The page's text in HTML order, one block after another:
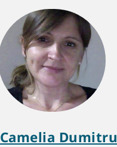
Camelia Dumitru